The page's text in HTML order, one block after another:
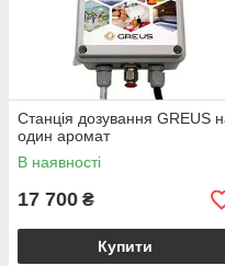
Станція дозування GREUS
один аромат
В наявності
17 700 ₴
Купити